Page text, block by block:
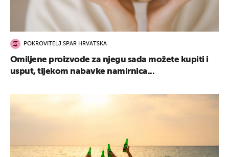
POKROVITELJ SPAR HRVATSKA
Omiljene proizvode za njegu sada možete kupiti i
usput, tijekom nabavke namirnica...